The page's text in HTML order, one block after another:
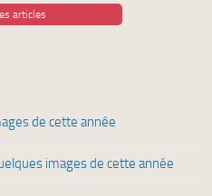
articles
de cette année
images de cette année